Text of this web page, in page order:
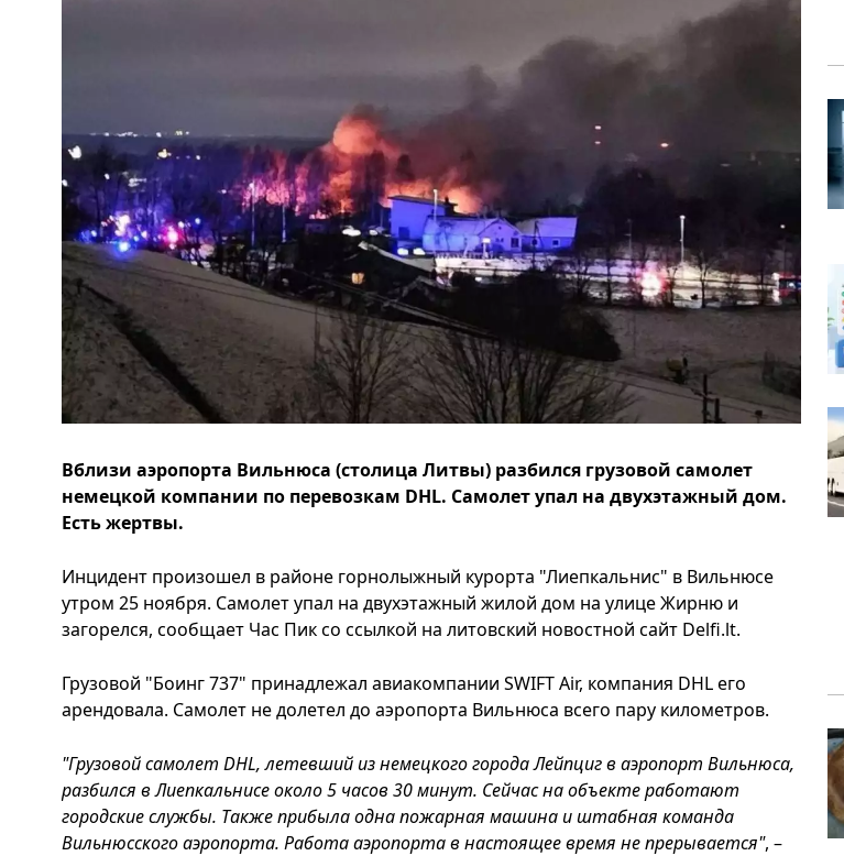
Вблизи аэропорта Вильнюса (столица Литвы) разбился грузовой самолет
немецкой компании по перевозкам DHL. Самолет упал на двухэтажный дом.
Есть жертвы.
Инцидент произошел в районе горнолыжный курорта "Лиепкальнис" в Вильнюсе
утром 25 ноября. Самолет упал на двухэтажный жилой дом на улице Жирню и
загорелся, сообщает Час Пик со ссылкой на литовский новостной сайт Delfi.lt.
Грузовой "Боинг 737" принадлежал авиакомпании SWIFT Air, компания DHL его
арендовала. Самолет не долетел до аэропорта Вильнюса всего пару километров.
"Грузовой самолет DHL, летевший из немецкого города Лейпциг в аэропорт Вильнюса,
разбился в Лиепкальнисе около 5 часов 30 минут. Сейчас на объекте работают
городские службы. Также прибыла одна пожарная машина и штабная команда
Вильнюсского аэропорта. Работа аэропорта в настоящее время не прерывается", –